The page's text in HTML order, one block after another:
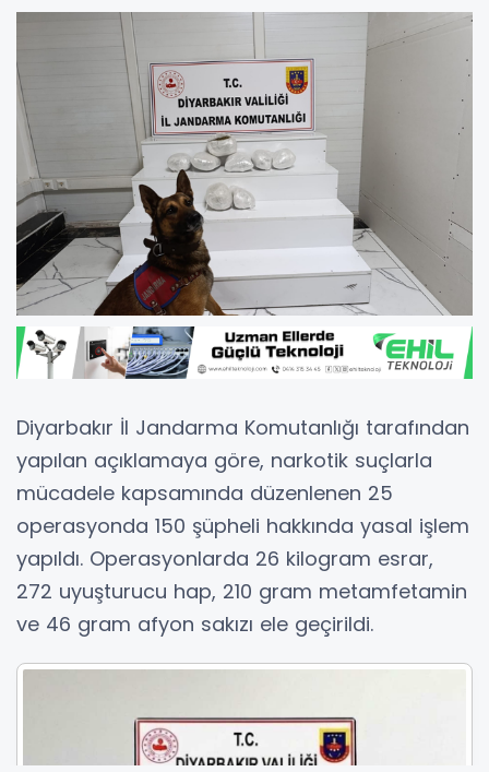
Diyarbakır İl Jandarma Komutanlığı tarafından
yapılan açıklamaya göre, narkotik suçlarla
mücadele kapsamında düzenlenen 25
operasyonda 150 şüpheli hakkında yasal işlem
yapıldı. Operasyonlarda 26 kilogram esrar,
272 uyuşturucu hap, 210 gram metamfetamin
ve 46 gram afyon sakızı ele geçirildi.